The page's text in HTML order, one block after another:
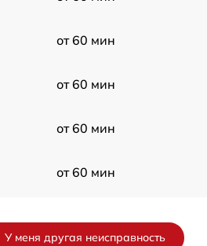
от 60 мин
от 60 мин
от 60 мин
от 60 мин
У меня другая неисправность